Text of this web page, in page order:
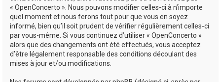
« OpenConcerto ». Nous pouvons modifier celles-ci à n’importe
quel moment et nous ferons tout pour que vous en soyez
informé, bien qu’il soit prudent de vérifier régulièrement celles-ci
par vous-même. Si vous continuez d’utiliser « OpenConcerto »
alors que des changements ont été effectués, vous acceptez
d’être légalement responsable des conditions découlant des
mises à jour et/ou modifications.